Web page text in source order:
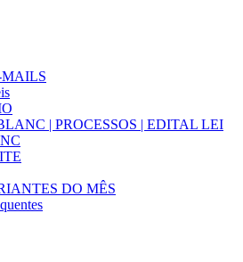
| PROCESSOS | EDITAL LEI
DO MÊS